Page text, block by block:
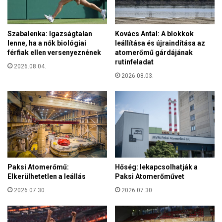
n
y
h
ü
t
j
á
r
v
á
n
y
i
a
z
o
r
z
v
a
k
c
i
n
á
v
a
Szabalenka: Igazságtalan
lenne, ha a nők biológiai
férfiak ellen versenyeznének
2026.08.04.
Kovács Antal: A blokkok
leállítása és újraindítása az
atomerőmű gárdájának
rutinfeladat
2026.08.03.
Paksi Atomerőmű:
Elkerülhetetlen a leállás
2026.07.30.
Hőség: lekapcsolhatják a
Paksi Atomerőművet
2026.07.30.